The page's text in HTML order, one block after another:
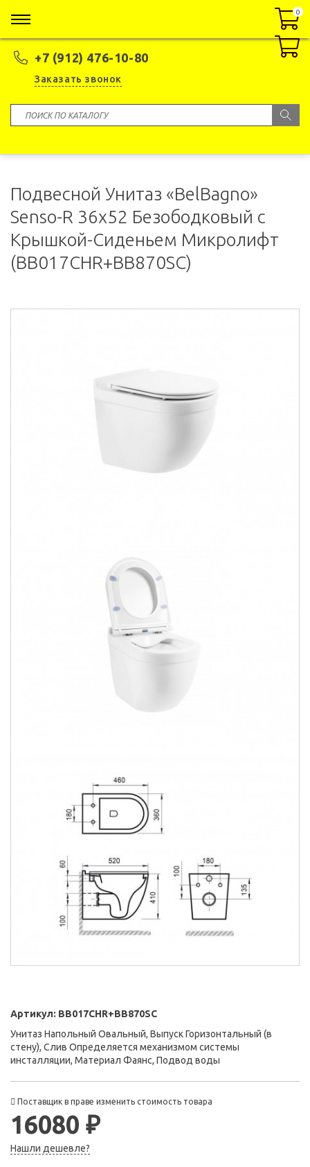
+7 (912) 476-10-80
Заказать звонок
0
0
Подвесной Унитаз «BelBagno»
Senso-R 36x52 Безободковый с
Крышкой-Сиденьем Микролифт
(BB017CHR+BB870SC)
Артикул: BB017CHR+BB870SC
Унитаз Напольный Овальный, Выпуск Горизонтальный (в
стену), Слив Определяется механизмом системы
инсталляции, Материал Фаянс, Подвод воды
Поставщик в праве изменить стоимость товара
16080 ₽
Нашли дешевле?